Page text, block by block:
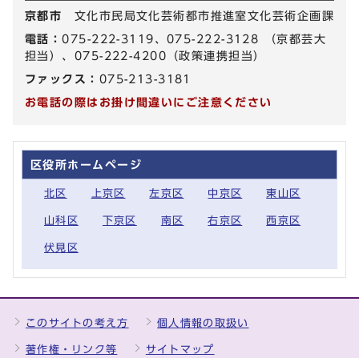
京都市 文化市民局文化芸術都市推進室文化芸術企画課
電話：075-222-3119、075-222-3128 （京都芸大
担当）、075-222-4200（政策連携担当）
ファックス： 075-213-3181
お電話の際はお掛け間違いにご注意ください
区役所ホームページ
北区 上京区 左京区 中京区 東山区
山科区 下京区 南区 右京区 西京区
伏見区
このサイトの考え方 個人情報の取扱い
著作権・リンク等 サイトマップ